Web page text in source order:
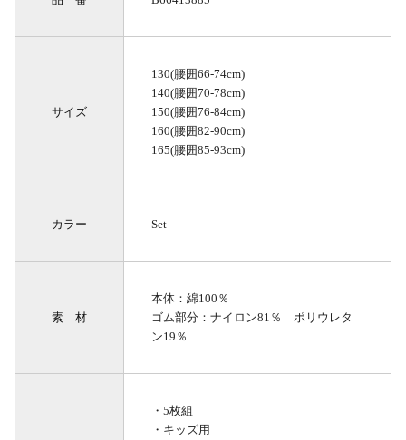
サイズ
130(腰囲66-74cm)
140(腰囲70-78cm)
150(腰囲76-84cm)
160(腰囲82-90cm)
165(腰囲85-93cm)
カラー Set
素 材
本体：綿100％
ゴム部分：ナイロン81％ ポリウレタ
ン19％
・5枚組
・キッズ用